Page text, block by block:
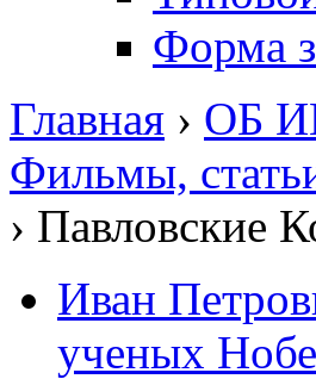
Форма
Главная › ОБ
Фильмы,
› Павловские
Иван
ученых